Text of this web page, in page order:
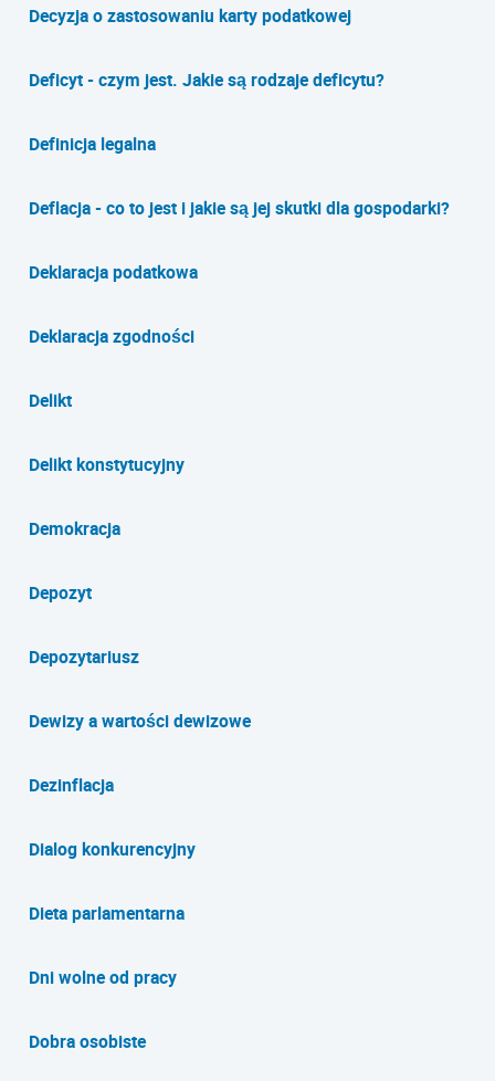
Decyzja o zastosowaniu karty podatkowej
Deficyt - czym jest. Jakie są rodzaje deficytu?
Definicja legalna
Deflacja - co to jest i jakie są jej skutki dla gospodarki?
Deklaracja podatkowa
Deklaracja zgodności
Delikt
Delikt konstytucyjny
Demokracja
Depozyt
Depozytariusz
Dewizy a wartości dewizowe
Dezinflacja
Dialog konkurencyjny
Dieta parlamentarna
Dni wolne od pracy
Dobra osobiste